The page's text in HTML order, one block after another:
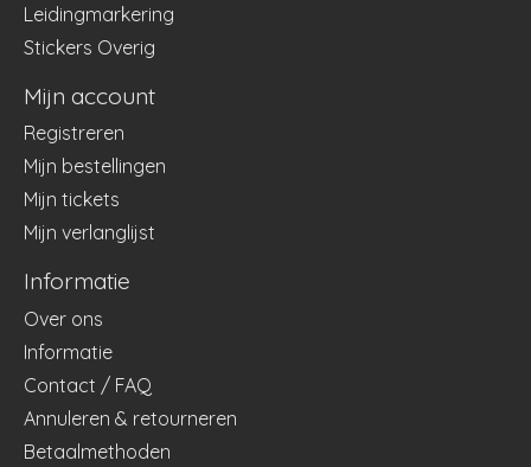
Leidingmarkering
Stickers Overig
Mijn account
Registreren
Mijn bestellingen
Mijn tickets
Mijn verlanglijst
Informatie
Over ons
Informatie
Contact / FAQ
Annuleren & retourneren
Betaalmethoden